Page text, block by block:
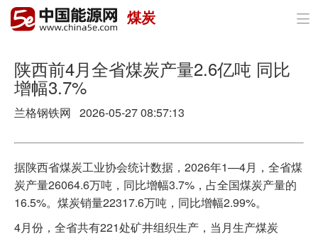
首页
政策与经济
电力
新能源
节能环保
煤炭 
陕西前4月全省煤炭产量2.6亿吨 同比
增幅3.7%
兰格钢铁网 2026-05-27 08:57:13
据陕西省煤炭工业协会统计数据，2026年1—4月，全省煤
炭产量26064.6万吨，同比增幅3.7%，占全国煤炭产量的
16.5%。煤炭销量22317.6万吨，同比增幅2.99%。
4月份，全省共有221处矿井组织生产，当月生产煤炭